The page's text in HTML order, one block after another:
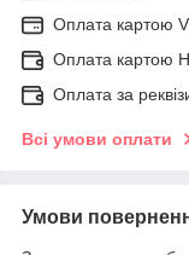
Оплата картою
Оплата картою
Оплата за
Всі умови оплати
Умови